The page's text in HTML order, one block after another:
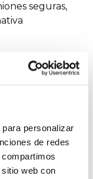
personalizar
de redes
web con
seguras,
la ejecución
de